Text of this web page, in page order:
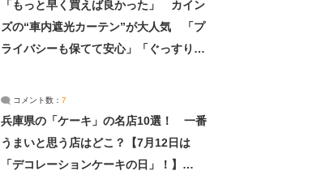
「もっと早く買えば良かった」 カイン
ズの“車内遮光カーテン”が大人気 「プ
ライバシーも保てて安心」「ぐっすり眠
コメント数： 7
兵庫県の「ケーキ」の名店10選！ 一番
うまいと思う店はどこ？【7月12日は
「デコレーションケーキの日」！】